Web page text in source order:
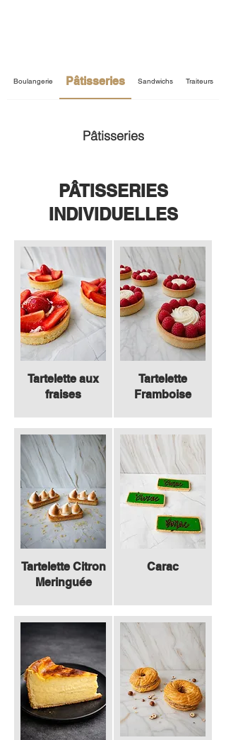
Boulangerie Pâtisseries Sandwichs Traiteurs
Pâtisseries
PÂTISSERIES
INDIVIDUELLES
Tartelette aux
fraises
Tartelette
Framboise
Tartelette Citron
Meringuée
Carac